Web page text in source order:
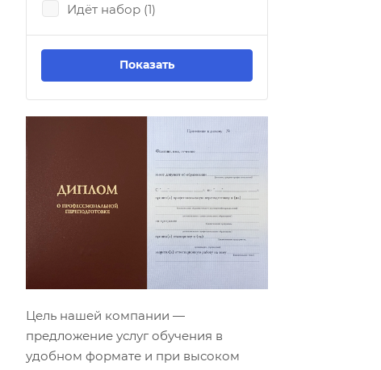
Идёт набор (1)
Цель нашей компании —
предложение услуг обучения в
удобном формате и при высоком